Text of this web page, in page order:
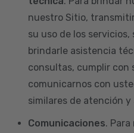
nuestro Sitio,
su uso de los
brindarle asistencia
consultas, cumplir con
comunicarnos con
similares de atención
Comunicaciones.